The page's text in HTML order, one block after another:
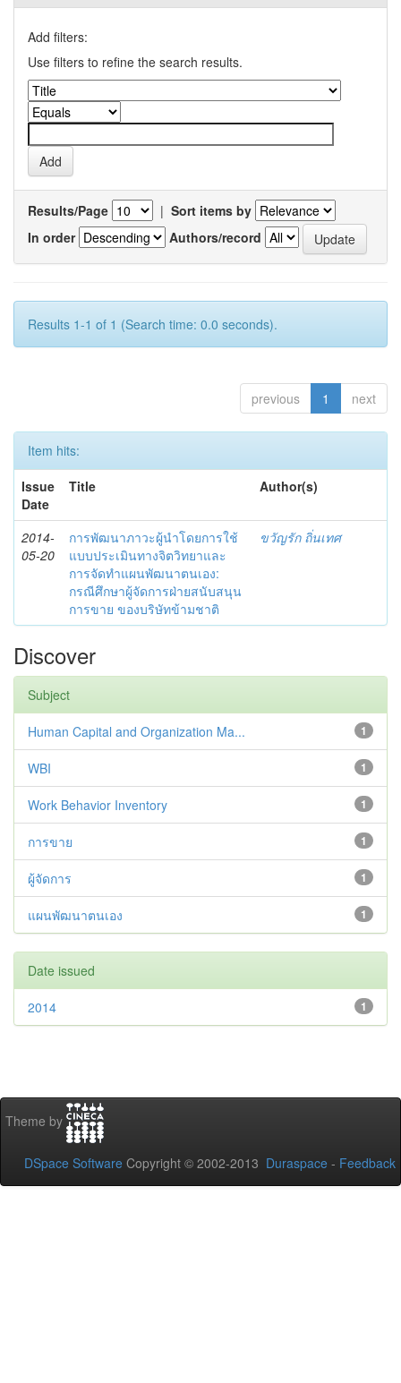
Add filters:
Use filters to refine the search results.
Results/Page | Sort items by
In order
Authors/record
Results 1-1 of 1 (Search time: 0.0 seconds).
previous 1 next
Item hits:
Issue
Date
Title Author(s)
2014-
05-20
การพัฒนาภาวะผู้นำโดยการใช้
แบบประเมินทางจิตวิทยาและ
การจัดทำแผนพัฒนาตนเอง:
กรณีศึกษาผู้จัดการฝ่ายสนับสนุน
การขาย ของบริษัทข้ามชาติ
ขวัญรัก ถิ่นเทศ
Discover
Subject
1
Human Capital and Organization Ma...
1
WBI
1
Work Behavior Inventory
1
การขาย
1
ผู้จัดการ
1
แผนพัฒนาตนเอง
Date issued
1
2014
Theme by
DSpace Software Copyright © 2002-2013 Duraspace - Feedback